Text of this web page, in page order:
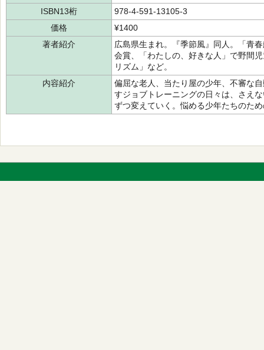
ISBN13桁
978-4-591-13105-3
価格
¥1400
著者紹介
広島県生まれ。『季節風』同人。「青
会賞、「わたしの、好きな人」で野間
リズム」など。
内容紹介
偏屈な老人、当たり屋の少年、不審な
すジョブトレーニングの日々は、さえ
ずつ変えていく。悩める少年たちのた